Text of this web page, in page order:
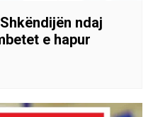
ndaj
e hapur